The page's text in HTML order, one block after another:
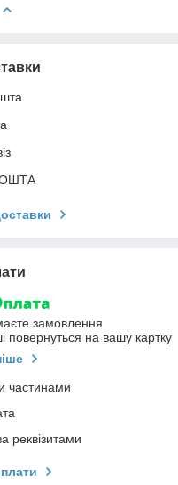
замовлення
повернуться на вашу картку
частинами
реквізитами